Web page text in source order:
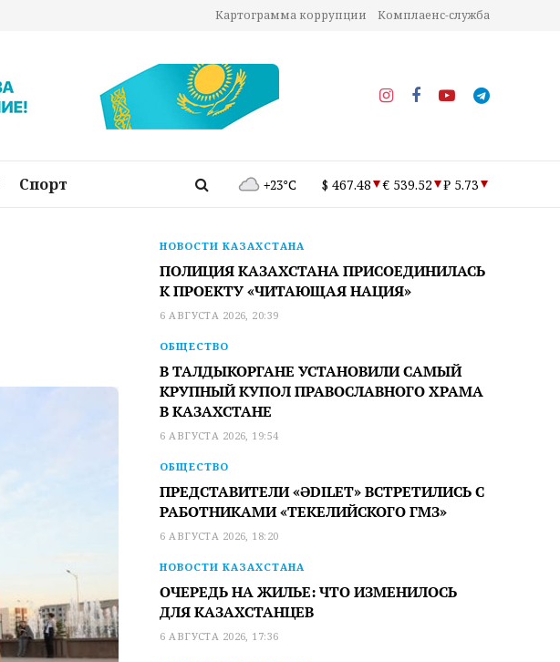
Картограмма коррупции Комплаенс-служба
Спорт +23°C $ 467.48 € 539.52 ₽ 5.73
НОВОСТИ КАЗАХСТАНА
ПОЛИЦИЯ КАЗАХСТАНА ПРИСОЕДИНИЛАСЬ
К ПРОЕКТУ «ЧИТАЮЩАЯ НАЦИЯ»
6 АВГУСТА 2026, 20:39
ОБЩЕСТВО
В ТАЛДЫКОРГАНЕ УСТАНОВИЛИ САМЫЙ
КРУПНЫЙ КУПОЛ ПРАВОСЛАВНОГО ХРАМА
В КАЗАХСТАНЕ
6 АВГУСТА 2026, 19:54
ОБЩЕСТВО
ПРЕДСТАВИТЕЛИ «ӘDILET» ВСТРЕТИЛИСЬ С
РАБОТНИКАМИ «ТЕКЕЛИЙСКОГО ГМЗ»
6 АВГУСТА 2026, 18:20
НОВОСТИ КАЗАХСТАНА
ОЧЕРЕДЬ НА ЖИЛЬЕ: ЧТО ИЗМЕНИЛОСЬ
ДЛЯ КАЗАХСТАНЦЕВ
6 АВГУСТА 2026, 17:36